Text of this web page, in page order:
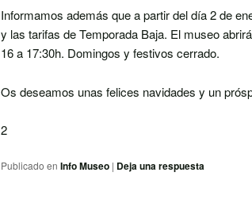
Informamos además que a partir del día 2 de
y las tarifas de Temporada Baja. El museo
16 a 17:30h. Domingos y festivos cerrado.
Os deseamos unas felices navidades y un
2
Publicado en Info Museo | Deja una respuesta